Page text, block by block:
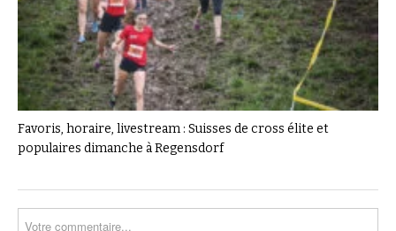
Favoris, horaire, livestream : Suisses de cross élite et
populaires dimanche à Regensdorf